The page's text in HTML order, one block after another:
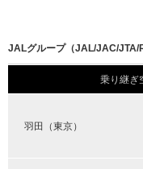
JALグループ（JAL/JAC/JTA/
乗り継ぎ
羽田（東京）